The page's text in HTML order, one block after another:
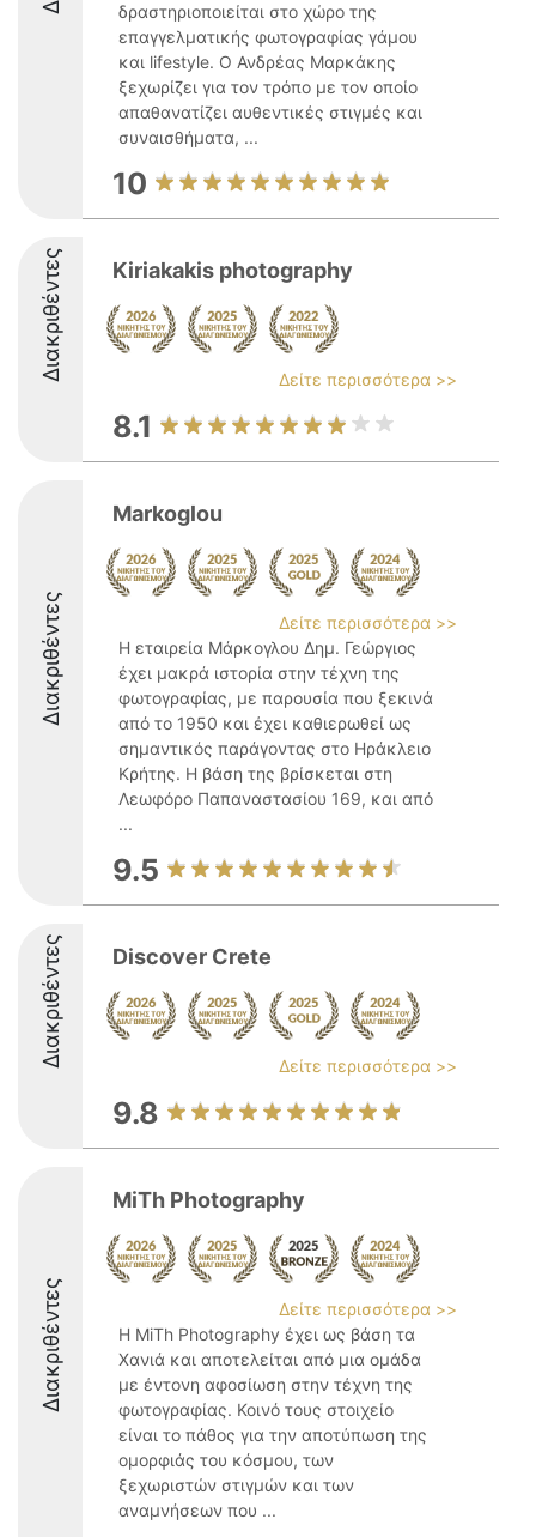
δραστηριοποιείται στο χώρο της
επαγγελματικής φωτογραφίας γάμου
και lifestyle. Ο Ανδρέας Μαρκάκης
ξεχωρίζει για τον τρόπο με τον οποίο
απαθανατίζει αυθεντικές στιγμές και
συναισθήματα, ...
10
Διακριθέντες Kiriakakis photography
Δείτε περισσότερα >>
8.1
Διακριθέντες
Markoglou
Δείτε περισσότερα >>
Η εταιρεία Μάρκογλου Δημ. Γεώργιος
έχει μακρά ιστορία στην τέχνη της
φωτογραφίας, με παρουσία που ξεκινά
από το 1950 και έχει καθιερωθεί ως
σημαντικός παράγοντας στο Ηράκλειο
Κρήτης. Η βάση της βρίσκεται στη
Λεωφόρο Παπαναστασίου 169, και από
...
9.5
Διακριθέντες Discover Crete
Δείτε περισσότερα >>
9.8
Διακριθέντες
MiTh Photography
Δείτε περισσότερα >>
Η MiTh Photography έχει ως βάση τα
Χανιά και αποτελείται από μια ομάδα
με έντονη αφοσίωση στην τέχνη της
φωτογραφίας. Κοινό τους στοιχείο
είναι το πάθος για την αποτύπωση της
ομορφιάς του κόσμου, των
ξεχωριστών στιγμών και των
αναμνήσεων που ...